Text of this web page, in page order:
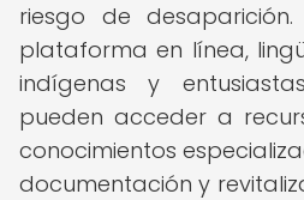
riesgo de
plataforma en línea,
indígenas y
pueden acceder a
conocimientos
documentación y